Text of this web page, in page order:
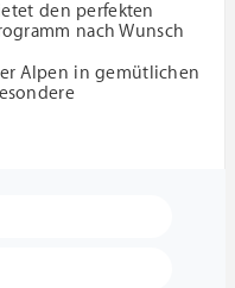
den perfekten
nach Wunsch
Alpen in gemütlichen